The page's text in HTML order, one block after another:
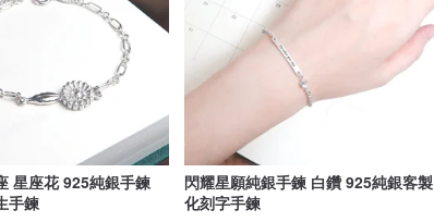
星座花 925純銀手鍊
手鍊
閃耀星願純銀手鍊 白鑽 925純銀客製
化刻字手鍊